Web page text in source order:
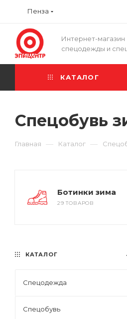
Пенза
Интернет-магазин
спецодежды и
КАТАЛОГ
Спецобувь
Главная — Каталог —
Ботинки зима
29 ТОВАРОВ
КАТАЛОГ
Спецодежда
Спецобувь